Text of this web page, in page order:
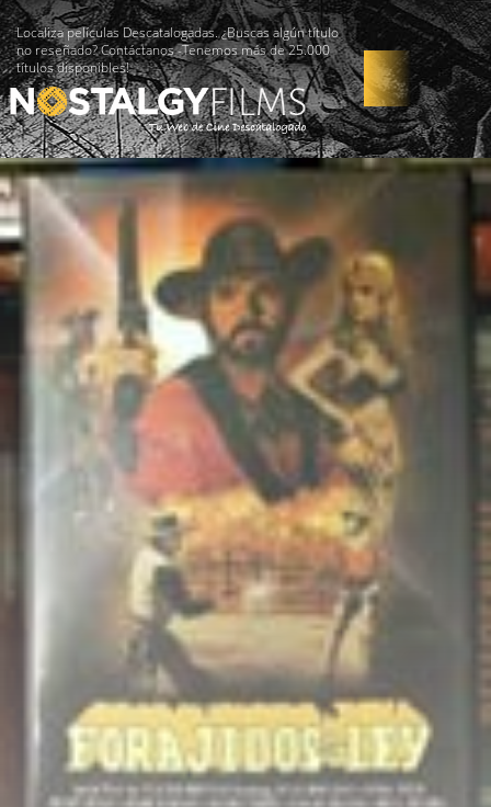
Localiza películas Descatalogadas. ¿Buscas algún título
no reseñado? Contáctanos -Tenemos más de 25.000
títulos disponibles!